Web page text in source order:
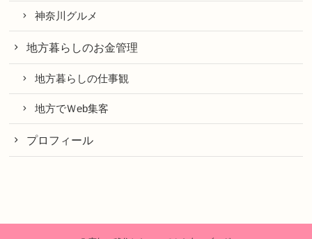
神奈川グルメ
地方暮らしのお金管理
地方暮らしの仕事観
地方でＷeb集客
プロフィール